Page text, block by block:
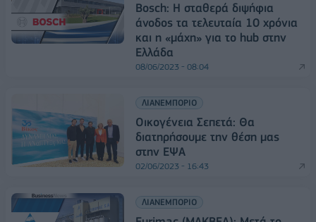
Bosch: Η σταθερά διψήφια
άνοδος τα τελευταία 10 χρόνια
και η «μάχη» για το hub στην
Ελλάδα
08/06/2023 - 08:04
ΛΙΑΝΕΜΠΟΡΙΟ
Oικογένεια Σεπετά: Θα
διατηρήσουμε την θέση μας
στην ΕΨΑ
02/06/2023 - 16:43
ΛΙΑΝΕΜΠΟΡΙΟ